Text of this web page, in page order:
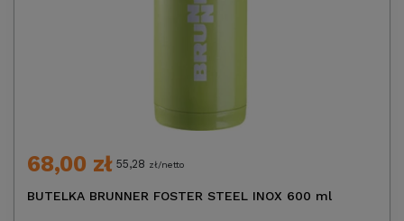
68,00 zł 55,28 zł/netto
BUTELKA BRUNNER FOSTER STEEL INOX 600 ml